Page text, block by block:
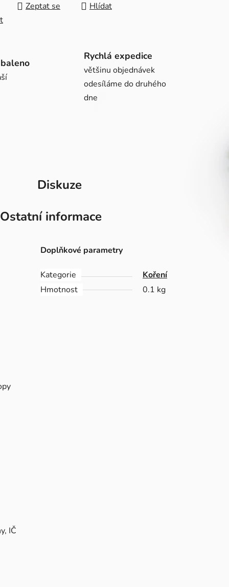
Zeptat se
Hlídat
Rychlá expedice
většinu objednávek
odesíláme do druhého
dne
Diskuze
Ostatní informace
IČ
Doplňkové parametry
Kategorie
Koření
Hmotnost
0.1 kg